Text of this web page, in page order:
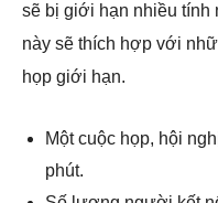
sẽ bị giới hạn nhiều tính
này sẽ thích hợp với
họp giới hạn.
Một cuộc họp, hội
phút.